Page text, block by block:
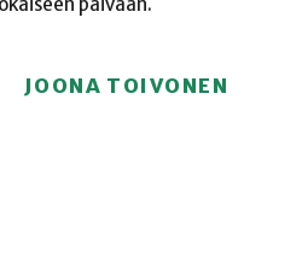
JOONA TOIVONEN